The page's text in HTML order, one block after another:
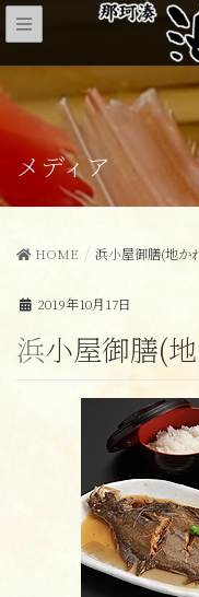
メディア
HOME 浜小屋御膳(地か
2019年10月17日
浜小屋御膳(